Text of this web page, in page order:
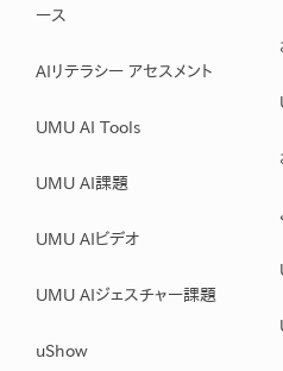
ース
AIリテラシー アセスメント
UMU AI Tools
UMU AI課題
UMU AIビデオ
UMU AIジェスチャー課題
uShow